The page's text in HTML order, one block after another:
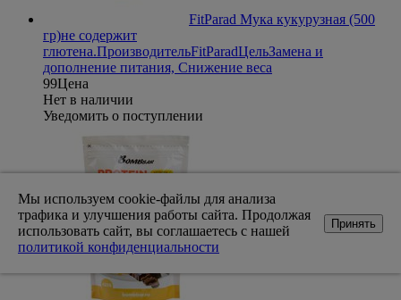
FitParad Мука кукурузная (500
гр)не содержит
глютена.ПроизводительFitParadЦельЗамена и
дополнение питания, Снижение веса
99Цена
Нет в наличии
Уведомить о поступлении
Мы используем cookie-файлы для анализа
трафика и улучшения работы сайта. Продолжая
использовать сайт, вы соглашаетесь с нашей
политикой конфиденциальности
Принять